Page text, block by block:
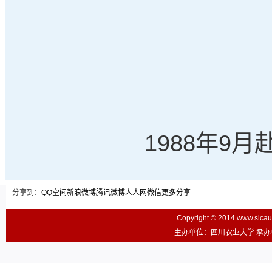
1988年9月
分享到： QQ空间 新浪微博腾讯微博人人网微信更多分享
Copyright © 2014
主办单位：四川农业大学 承